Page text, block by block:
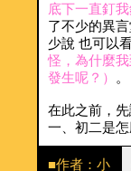
底下一直釘
了不少的異
少說 也可以
怪，為什麼
發生呢？）
。
在此之前，
一、初二是怎
■作者：小